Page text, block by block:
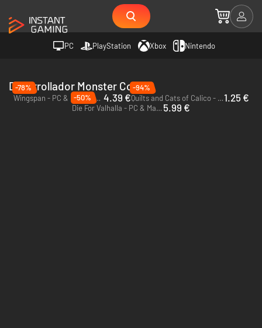
PC PlayStation Xbox Nintendo
Desarrollador Monster Couch
-78%
Wingspan - PC & Mac (Steam) 4.39 €
-94%
Quilts and Cats of Calico - PC & Mac (Steam)1.25 €
-50%
Die For Valhalla - PC & Mac (Steam) 5.99 €